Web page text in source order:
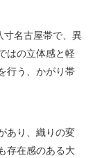
寸名古屋帯で、異
はの立体感と軽
行う、かがり帯
あり、織りの変
存在感のある大